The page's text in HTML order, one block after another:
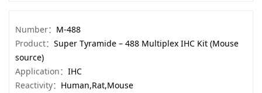
Number： M-488
Product： Super Tyramide – 488 Multiplex IHC Kit (Mouse
source)
Application： IHC
Reactivity： Human,Rat,Mouse